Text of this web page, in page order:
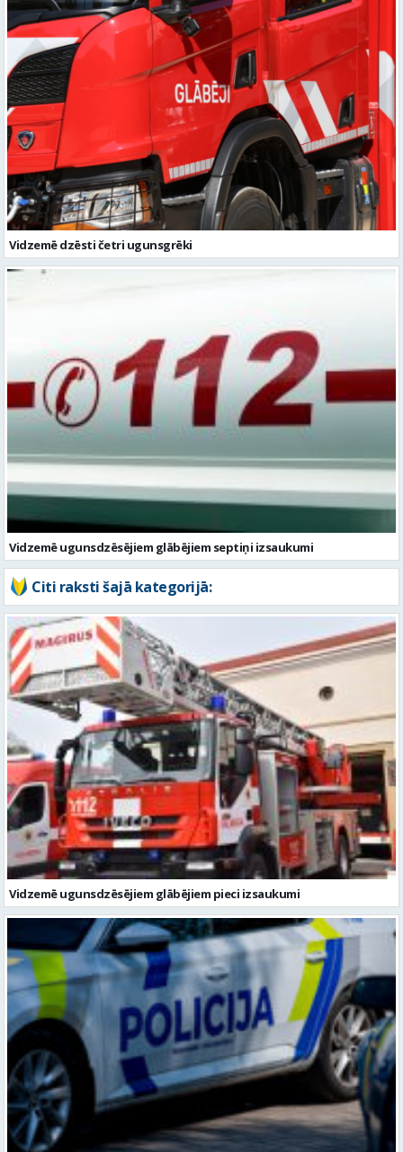
Vidzemē dzēsti četri ugunsgrēki
Vidzemē ugunsdzēsējiem glābējiem septiņi izsaukumi
Citi raksti šajā kategorijā:
Vidzemē ugunsdzēsējiem glābējiem pieci izsaukumi